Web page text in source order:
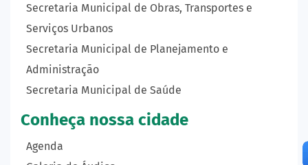
Secretaria Municipal de Obras, Transportes e
Serviços Urbanos
Secretaria Municipal de Planejamento e
Administração
Secretaria Municipal de Saúde
Conheça nossa cidade
Agenda